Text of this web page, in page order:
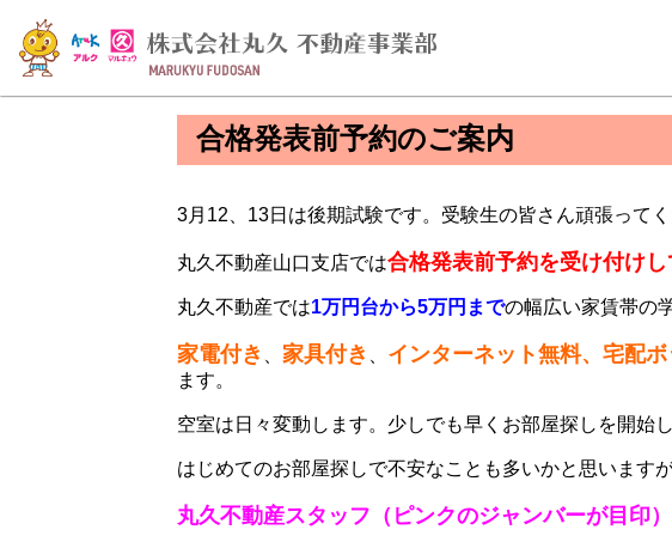
合格発表前予約のご案内
3月12、13日は後期試験です。受験生の皆さん頑張ってく
丸久不動産山口支店では合格発表前予約を受け付け
丸久不動産では1万円台から5万円までの幅広い家賃帯の
家電付き 家具付き インターネット無料、宅配ボ
ます。
空室は日々変動します。少しでも早くお部屋探しを開始
はじめてのお部屋探しで不安なことも多いかと思いますが
丸久不動産スタッフ（ピンクのジャンバーが目印）